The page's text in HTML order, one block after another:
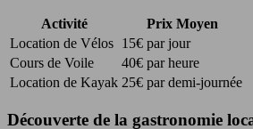
Activité
Prix Moyen
Location de Vélos 15€ par jour
Cours de Voile
40€ par heure
Location de Kayak 25€ par demi-journée
Découverte de la gastronomie